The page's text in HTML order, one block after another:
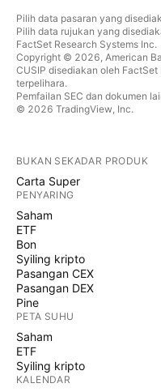
Pilih data pasaran yang
Pilih data rujukan yang
FactSet Research Systems Inc.
Copyright © 2026, American
CUSIP disediakan oleh
terpelihara.
Pemfailan SEC dan dokumen
© 2026 TradingView, Inc.
BUKAN SEKADAR PRODUK
Carta Super
PENYARING
Saham
ETF
Bon
Syiling kripto
Pasangan CEX
Pasangan DEX
Pine
PETA SUHU
Saham
ETF
Syiling kripto
KALENDAR